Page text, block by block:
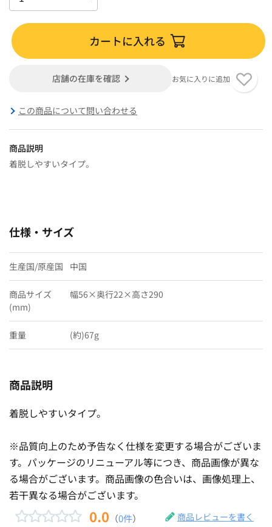
カートに入れる
店舗の在庫を確認 お気に入りに追加
この商品について問い合わせる
商品説明
着脱しやすいタイプ。
仕様・サイズ
生産国/原産国 中国
商品サイズ
(mm)
幅56×奥行22×高さ290
重量 (約)67g
商品説明
着脱しやすいタイプ。
※品質向上のため予告なく仕様を変更する場合がございま
す。パッケージのリニューアル等につき、商品画像が異な
る場合がございます。商品画像の色合いは、画像処理上、
若干異なる場合がございます。
0.0 （0件） 商品レビューを書く